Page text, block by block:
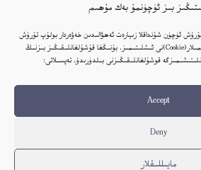
بىز ئۈچۈنمۇ بەك مۇھىم
ئۈچۈن شۇنداقلا زىيارەت ئەھۋالىدىن خەۋەردار بولۇپ تۇرۇش
ئۈچۈن نۆۋەتتە ئېلكىتاب تورىدا ساقلانمىلار(Cookie)نى ئىشلىتىمىز. بۇنىڭغا قۇشۇلغانلىقىڭىز بىزنىڭ
Accept
Deny
مايىللىقلار
كىتاب تىزىملىكى
مەخپىيەتلىك باياناتى
نەشىر ھوقۇقى باياناتى
يېڭى كىتابلار قوشۇلىۋاتىدۇ...